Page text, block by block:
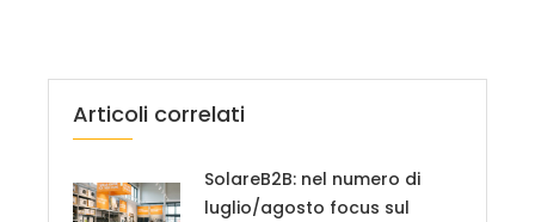
Articoli correlati
SolareB2B: nel numero di
luglio/agosto focus sul